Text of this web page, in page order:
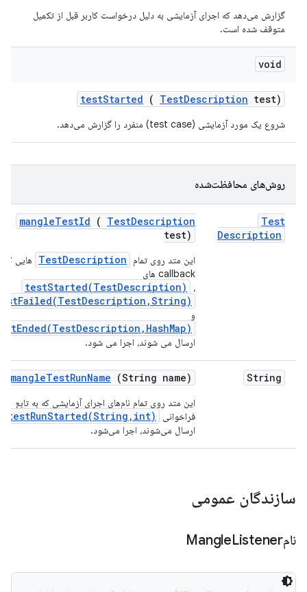
گزارش می‌دهد که اجرای آزمایشی به دلیل درخواست کاربر قبل از تکمیل
متوقف شده است.
void
testStarted ( TestDescription test)
شروع یک مورد آزمایشی (test case) منفرد را گزارش می‌دهد.
روش‌های محافظت‌شده
Test
Description
mangleTestId ( TestDescription
test)
این متد روی تمام TestDescription
هایی که
callback های
testStarted(TestDescription) ،
و
ارسال می شوند، اجرا می شود.
String
mangleTestRunName (String name)
این متد روی تمام نام‌های اجرای آزمایشی که به تابع
فراخوانی
testRunStarted(String,int)
ارسال می‌شوند، اجرا می‌شود.
سازندگان عمومی
نامMangleListener